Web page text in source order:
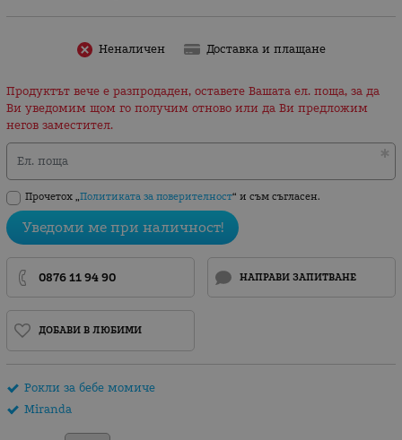
Неналичен Доставка и плащане
Продуктът вече е разпродаден, оставете Вашата ел. поща, за да
Ви уведомим щом го получим отново или да Ви предложим
негов заместител.
Ел. поща
Прочетох „ Политиката за поверителност“ и съм съгласен.
Уведоми ме при наличност!
0876 11 94 90 НАПРАВИ ЗАПИТВАНЕ
ДОБАВИ В ЛЮБИМИ
Рокли за бебе момиче
Miranda